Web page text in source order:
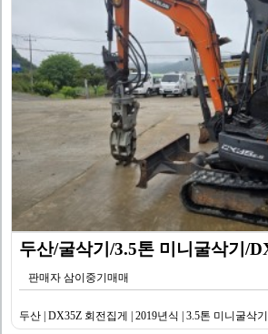
판매자 삼이중기매매
두산 | DX35Z 회전집게 | 2019년식 | 3.5톤 미니굴삭기